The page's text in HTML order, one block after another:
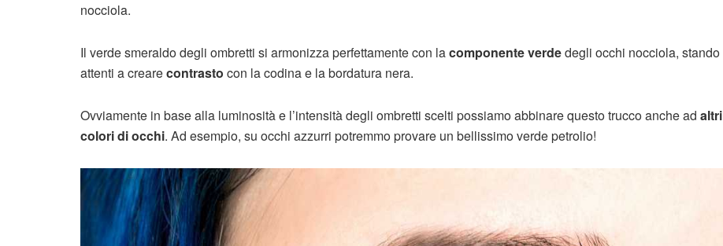
nocciola.
Il verde smeraldo degli ombretti si armonizza perfettamente con lacomponente verdedegli occhi nocciola, stando
attenti a crearecontrasto con la codina e la bordatura nera.
Ovviamente in base alla luminosità e l’intensità degli ombretti scelti possiamo abbinare questo trucco anche ad altri
colori di occhi. Ad esempio, su occhi azzurri potremmo provare un bellissimo verde petrolio!